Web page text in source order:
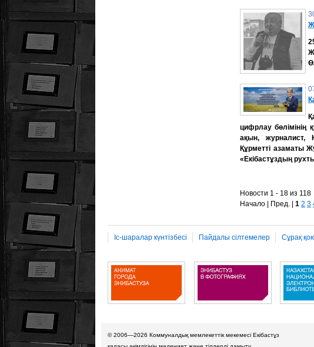
цифрлау бөлімінің
ақын, журналист,
Құрметті азаматы
«Екібастұздың
Новости 1 - 18 из 118
Начало | Пред. | 1 2 3
Іс-шаралар күнтізбесі Пайдалы сілтемелер Сұрақ
© 2006—2026 Коммуналдық мемлекеттік мекемесі Екібастұз